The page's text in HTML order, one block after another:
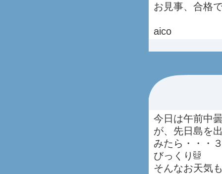
お見事、合格
aico
今日は午前中
が、先日島を
みたら・・・
びっくり
そんなお天気